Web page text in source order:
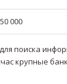
000
поиска
крупные